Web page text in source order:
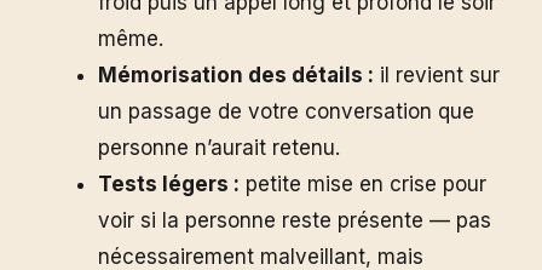
même.
Mémorisation des détails : il revient sur
un passage de votre conversation que
personne n’aurait retenu.
Tests légers : petite mise en crise pour
voir si la personne reste présente — pas
nécessairement malveillant, mais